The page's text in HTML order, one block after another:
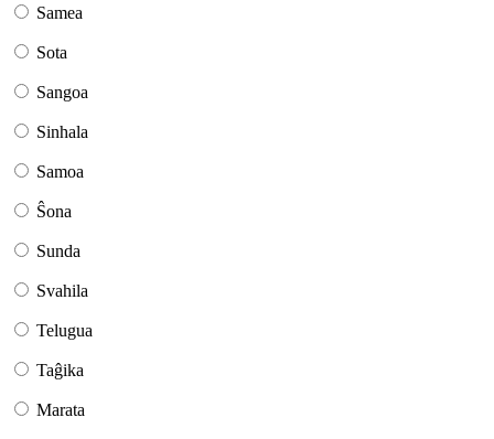
Samea
Sota
Sangoa
Sinhala
Samoa
Ŝona
Sunda
Svahila
Telugua
Taĝika
Marata